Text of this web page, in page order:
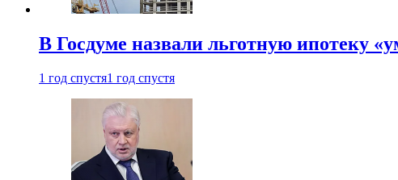
В Госдуме назвали льготную ипотеку
1 год спустя1 год спустя